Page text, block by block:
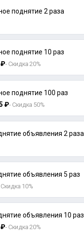
поднятие 2 раза
поднятие 10 раз
₽- Скидка 20%
поднятие 100 раз
₽- Скидка 50%
объявления 2 раза
объявления 5 раз
10%
объявления 10 раз
₽- Скидка 20%